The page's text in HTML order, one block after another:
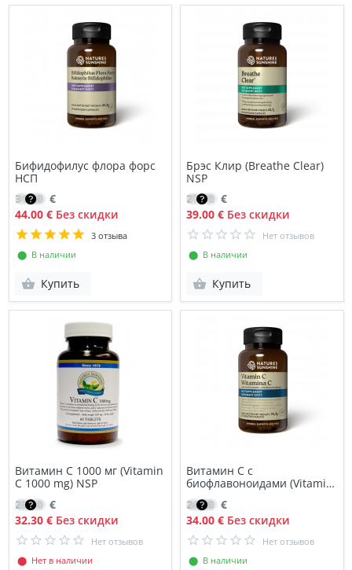
Бифидофилус флора форс
НСП
31.20 €
44.00 €Без скидки
3 отзыва
⬤ В наличии
Купить
Брэс Клир (Breathe Clear)
NSP
27.70 €
39.00 € Без скидки
Нет отзывов
⬤ В наличии
Купить
Витамин C 1000 мг (Vitamin
C 1000 mg) NSP
23.10 €
32.30 €Без скидки
Нет отзывов
⬤ Нет в наличии
Витамин C с
биофлавоноидами (Vitamin
C Bioflavonoids) NSP
24.00 €
34.00 € Без скидки
Нет отзывов
⬤ В наличии